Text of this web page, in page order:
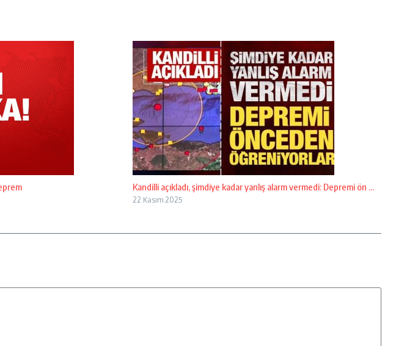
Kandilli açıkladı, şimdiye kadar yanlış alarm vermedi: Depremi ön ...
22 Kasım 2025